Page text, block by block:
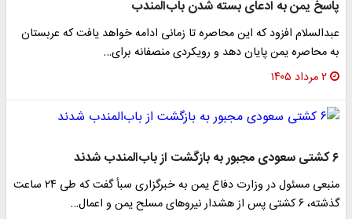
پاسخ یمن به ادعای بسته شدن باب‌المندب
عبدالسلام افزود که این محاصره تا زمانی ادامه خواهد یافت که عربستان
به محاصره یمن پایان دهد و رویکردی منصفانه برای…
۲ مرداد ۱۴۰۵
۶ کشتی سعودی مجبور به بازگشت از باب‌المندب شدند
منبعی مسئول در وزارت دفاع یمن به خبرگزاری سبأ گفت که طی ۲۴ ساعت
گذشته، ۶ کشتی پس از هشدار نیروهای مسلح یمن و اعمال…